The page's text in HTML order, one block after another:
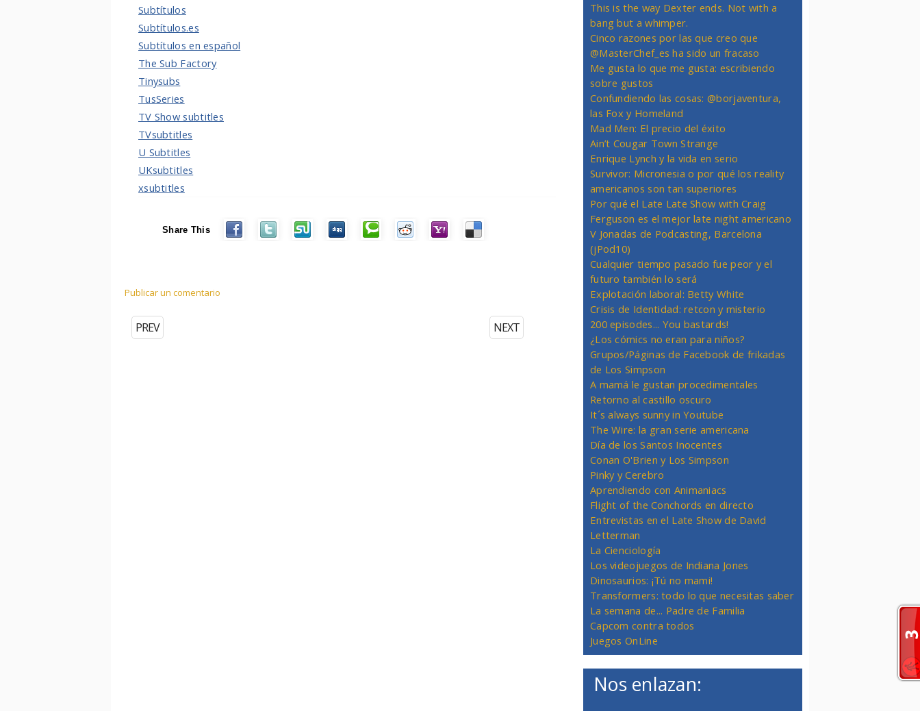
Subtítulos
Subtítulos.es
Subtítulos en español
The Sub Factory
Tinysubs
TusSeries
TV Show subtitles
TVsubtitles
U Subtitles
UKsubtitles
xsubtitles
Share This
Publicar un comentario
NEXT
PREV
This is the way Dexter ends. Not with a
bang but a whimper.
Cinco razones por las que creo que
@MasterChef_es ha sido un fracaso
Me gusta lo que me gusta: escribiendo
sobre gustos
Confundiendo las cosas: @borjaventura,
las Fox y Homeland
Mad Men: El precio del éxito
Ain’t Cougar Town Strange
Enrique Lynch y la vida en serio
Survivor: Micronesia o por qué los reality
americanos son tan superiores
Por qué el Late Late Show with Craig
Ferguson es el mejor late night americano
V Jonadas de Podcasting, Barcelona
(jPod10)
Cualquier tiempo pasado fue peor y el
futuro también lo será
Explotación laboral: Betty White
Crisis de Identidad: retcon y misterio
200 episodes... You bastards!
¿Los cómics no eran para niños?
Grupos/Páginas de Facebook de frikadas
de Los Simpson
A mamá le gustan procedimentales
Retorno al castillo oscuro
It´s always sunny in Youtube
The Wire: la gran serie americana
Día de los Santos Inocentes
Conan O'Brien y Los Simpson
Pinky y Cerebro
Aprendiendo con Animaniacs
Flight of the Conchords en directo
Entrevistas en el Late Show de David
Letterman
La Cienciología
Los videojuegos de Indiana Jones
Dinosaurios: ¡Tú no mami!
Transformers: todo lo que necesitas saber
La semana de... Padre de Familia
Capcom contra todos
Juegos OnLine
Nos enlazan: